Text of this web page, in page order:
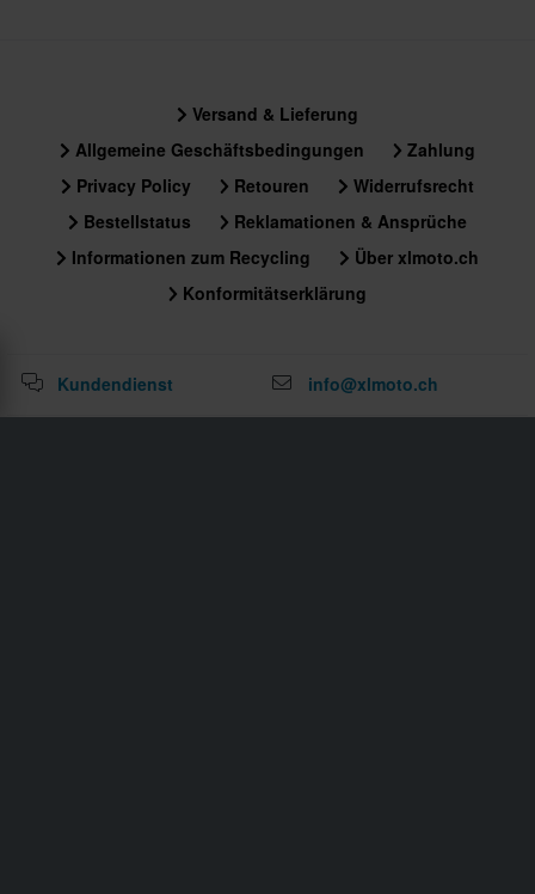
Versand & Lieferung
Allgemeine Geschäftsbedingungen
Zahlung
Privacy Policy
Retouren
Widerrufsrecht
Bestellstatus
Reklamationen & Ansprüche
Informationen zum Recycling
Über xlmoto.ch
Konformitätserklärung
Kundendienst info@xlmoto.ch